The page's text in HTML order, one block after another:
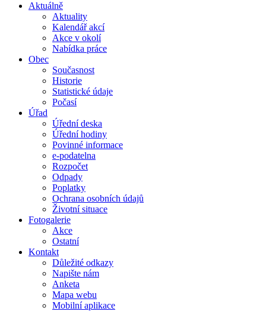
Aktuálně
Aktuality
Kalendář akcí
Akce v okolí
Nabídka práce
Obec
Současnost
Historie
Statistické údaje
Počasí
Úřad
Úřední deska
Úřední hodiny
Povinné informace
e-podatelna
Rozpočet
Odpady
Poplatky
Ochrana osobních údajů
Životní situace
Fotogalerie
Akce
Ostatní
Kontakt
Důležité odkazy
Napište nám
Anketa
Mapa webu
Mobilní aplikace